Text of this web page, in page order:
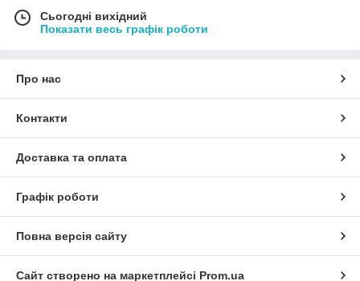
Сьогодні вихідний
Показати весь графік роботи
Про нас
Контакти
Доставка та оплата
Графік роботи
Повна версія сайту
Сайт створено на маркетплейсі Prom.ua